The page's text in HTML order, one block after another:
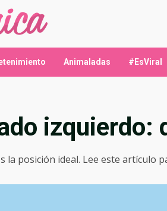
Animaladas #EsViral
izquierdo:
la posición ideal. Lee este